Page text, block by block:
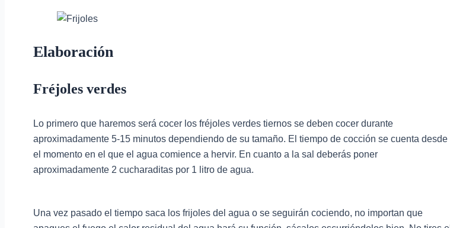
Elaboración
Fréjoles verdes
Lo primero que haremos será cocer los fréjoles verdes tiernos se deben cocer durante
aproximadamente 5-15 minutos dependiendo de su tamaño. El tiempo de cocción se cuenta desde
el momento en el que el agua comience a hervir. En cuanto a la sal deberás poner
aproximadamente 2 cucharaditas por 1 litro de agua.
Una vez pasado el tiempo saca los frijoles del agua o se seguirán cociendo, no importan que